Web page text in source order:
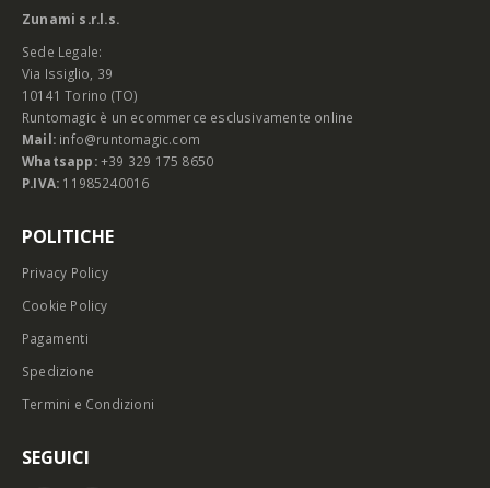
Zunami s.r.l.s.
Sede Legale:
Via Issiglio, 39
10141 Torino (TO)
Runtomagic è un ecommerce esclusivamente online
Mail: info@runtomagic.com
Whatsapp: +39 329 175 8650
P.IVA: 11985240016
POLITICHE
Privacy Policy
Cookie Policy
Pagamenti
Spedizione
Termini e Condizioni
SEGUICI